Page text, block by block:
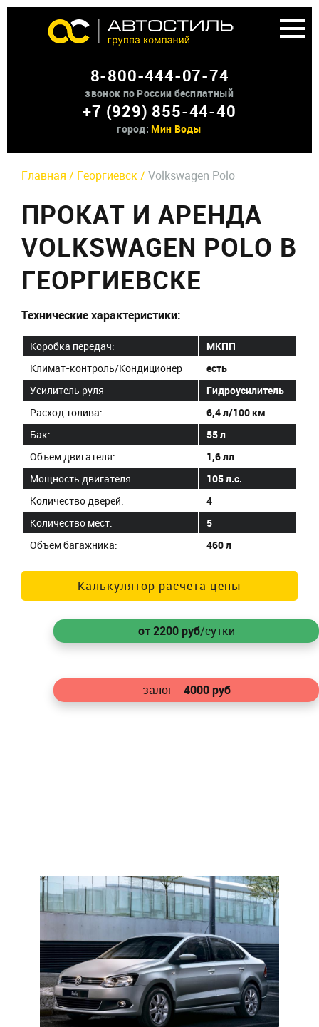
Аренда доп оборудования
О нас
Контакты
8-800-444-07-74
звонок по России бесплатный
+7 (929) 855-44-40
город: Мин Воды
Главная / Георгиевск / Volkswagen Polo
ПРОКАТ И АРЕНДА
VOLKSWAGEN POLO В
ГЕОРГИЕВСКЕ
Технические характеристики:
Коробка передач:
МКПП
Климат-контроль/Кондиционер
есть
Усилитель руля
Гидроусилитель
Расход толива:
6,4 л/100 км
Бак:
55 л
Объем двигателя:
1,6 лл
Мощность двигателя:
105 л.с.
Количество дверей:
4
Количество мест:
5
Объем багажника:
460 л
Калькулятор расчета цены
от 2200руб/сутки
залог - 4000руб